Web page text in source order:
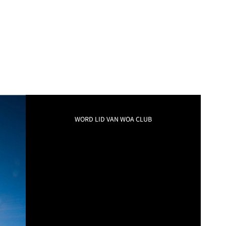
WORD LID VAN WOA CLUB